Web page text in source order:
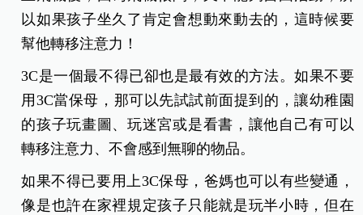
以如果孩子坐久了肯定會想動來動去的，這時候要
幫他轉移注意力！
3C是一個最不得已卻也是最有效的方法。如果不要
用3C當保母，那可以先試試前面提到的，讓幼稚園
的孩子玩畫圖、玩迷宮或是看書，讓他自己有可以
轉移注意力、不會感到無聊的物品。
如果不得已要用上3C保母，爸媽也可以有些變通，
像是也許在家裡規定孩子只能就是玩半小時，但在